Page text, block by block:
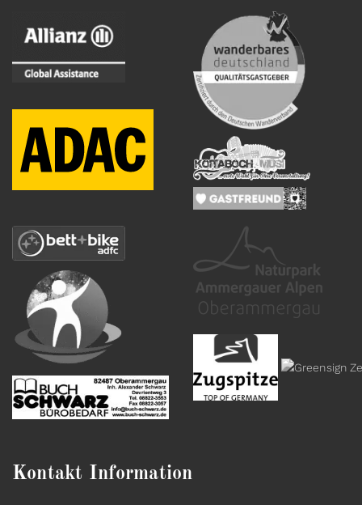
Kontakt Information